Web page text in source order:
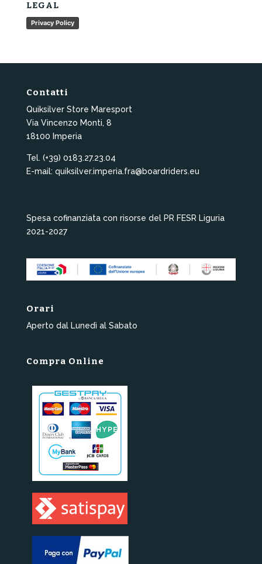
LEGAL
Privacy Policy
Contatti
Quiksilver Store Maresport
Via Vincenzo Monti, 8
18100 Imperia
Tel. (+39) 0183.27.23.04
E-mail: quiksilver.imperia.fra@boardriders.eu
Spesa cofinanziata con risorse del PR FESR Liguria
2021-2027
Orari
Aperto dal Lunedì al Sabato
Compra Online